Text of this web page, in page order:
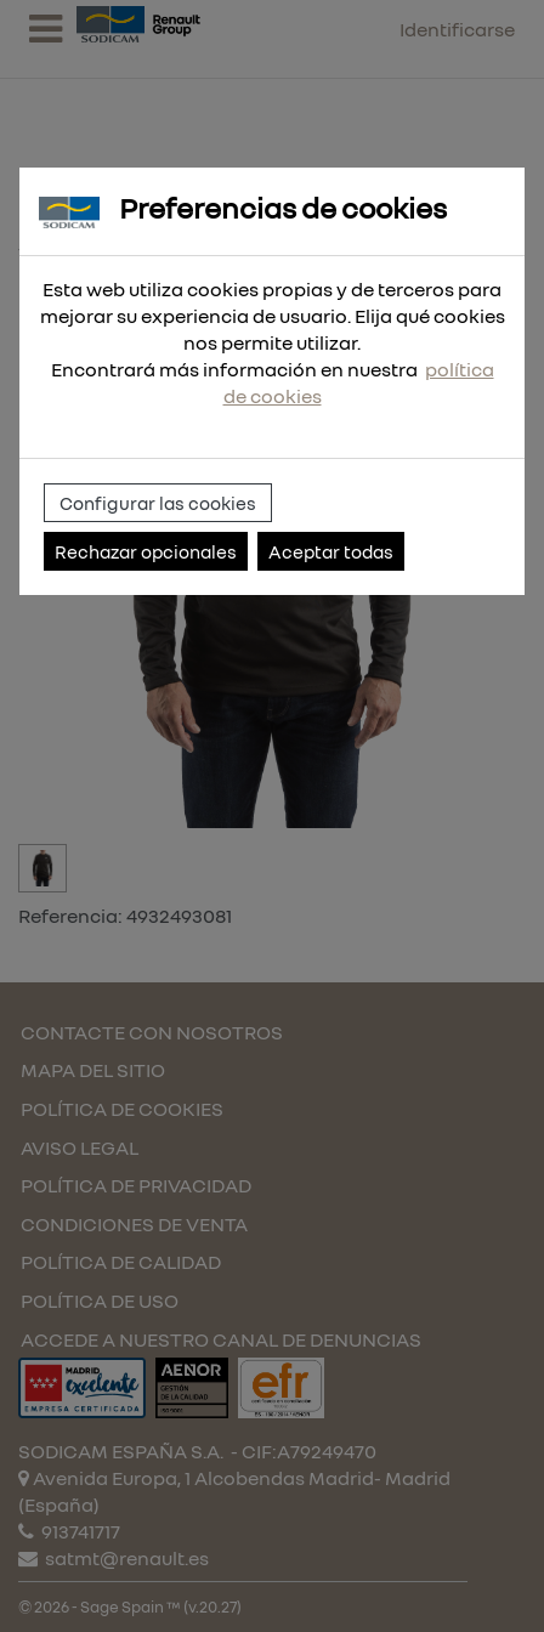
Identificarse
Camiseta para clima templado
workskin™ de manga la
Referencia: 4932493081
CONTACTE CON NOSOTROS
MAPA DEL SITIO
POLÍTICA DE COOKIES
AVISO LEGAL
POLÍTICA DE PRIVACIDAD
CONDICIONES DE VENTA
POLÍTICA DE CALIDAD
POLÍTICA DE USO
ACCEDE A NUESTRO CANAL DE DENUNCIAS
SODICAM ESPAÑA S.A. - CIF:A79249470
Avenida Europa, 1 Alcobendas Madrid- Madrid
(España)
913741717
satmt@renault.es
© 2026 - Sage Spain ™ (v.20.27)
Preferencias de cookies
Esta web utiliza cookies propias y de terceros para
mejorar su experiencia de usuario. Elija qué cookies
nos permite utilizar.
Encontrará más información en nuestra política
de cookies
Configurar las cookies
Rechazar opcionales Aceptar todas